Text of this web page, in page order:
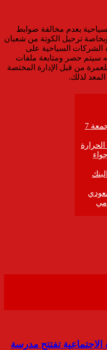
بعدم مخالفة ضوابط
ترحيل الكوتة من شعبان
الشركات السياحية على
سيتم حصر ومتابعة ملفات
من قبل الإدارة المختصة
لذلك.
تفتتح مدرسة